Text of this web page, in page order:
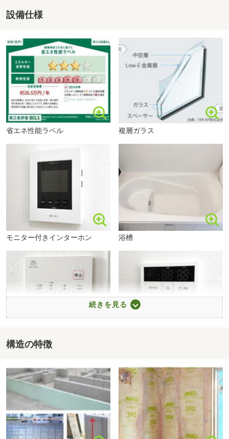
ドラッグストアモリ荻浦店まで903m
ホームプラザナフコ前原店まで160m
糸島市立前原西中学校まで1126m
■【中学校】糸島市立前原西中学校（約1126m・徒歩15
■【小学校】糸島市立加布里小学校（約1266m・徒歩16
分）
■【幼稚園・保育園】加布里保育園（約1785m・徒歩23
分）
■【幼稚園・保育園】かみあり保育園（約1774m・徒歩23
分）
■【幼稚園・保育園】前原幼稚園（約2072m・徒歩26分）
■【病院】医療法人恵真会渡辺整形外科病院（約1529m・
徒歩20分）
■【病院】医療法人せいわ会みなかぜ病院（約2692m・徒
■【病院】社団法人糸島医師会病院（約3307m・徒歩42
■【郵便局】加布里郵便局（約1895m・徒歩24分）
■【郵便局】前原郵便局（約2535m・徒歩32分）
■【役所】糸島市役所（約1792m・徒歩23分）
■【図書館】糸島市図書館（約2623m・徒歩33分）
■【銀行】JA糸島加布里支店（約1079m・徒歩14分）
■【銀行】JA糸島引津支店（約3178m・徒歩40分）
■【銀行】佐賀銀行前原支店（約2210m・徒歩28分）
■【警察署・交番】糸島警察署（約2502m・徒歩32分）
・とりあえずお家を見てみたい。
〇●〇想定所要お時間〇●〇
・現地でのご見学1件あたり (約30分～)
・ご来店、お家探しのご相談 (約40分～)
・資金計画、ローンのご相談 (約30分～)
〇●〇お問い合わせについて〇●〇
■物件資料が欲しいという方はオレンジの
「資料請求（無料）」ボタンをクリックしてください。
フリーダイヤル0120-009677からでも資料請求可能です。
※ご予算、ご希望のエリア等お伝えいただけると
お問合せ物件以外もご提案させて頂きます。
■その他、簡単な質問、当日の見学予約も
イエステーション早良店、エルももち株式会社では
しつこい営業・勧誘等は行いません。
※スマートフォンご利用の方は青い電話マークを
まずはお気軽にお問合せださい♪
(0120-009677)
設備仕様
省エネ性能ラベル 複層ガラス
モニター付きインターホン 浴槽
浴室設備
続きを見る
構造の特徴